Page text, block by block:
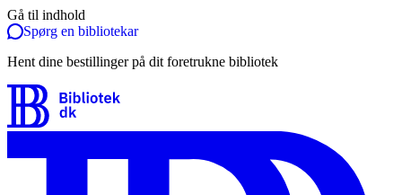
Gå til indhold
Spørg en bibliotekar
Hent dine bestillinger på dit foretrukne bibliotek